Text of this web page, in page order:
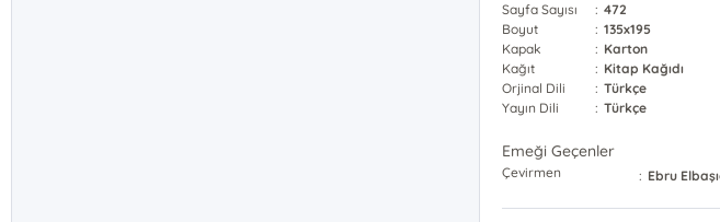
Sayfa Sayısı
: 472
Boyut
: 135x195
Kapak
: Karton
Kağıt
: Kitap Kağıdı
Orjinal Dili
: Türkçe
Yayın Dili
: Türkçe
Emeği Geçenler
Çevirmen : Ebru